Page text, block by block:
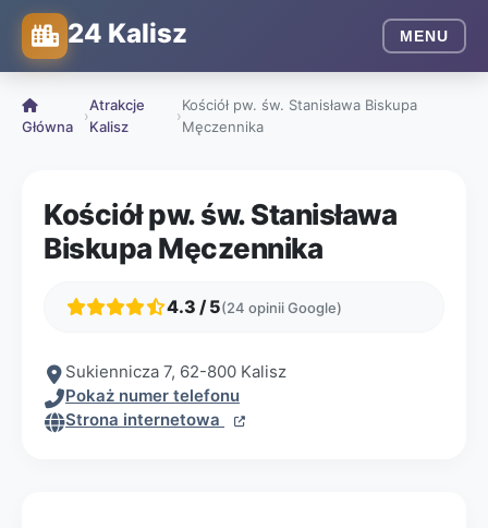
24 Kalisz MENU
Główna
›
Atrakcje
Kalisz
›
Kościół pw. św. Stanisława Biskupa
Męczennika
Kościół pw. św. Stanisława
Biskupa Męczennika
4.3 / 5(24 opinii Google)
Sukiennicza 7, 62-800 Kalisz
Pokaż numer telefonu
Strona internetowa